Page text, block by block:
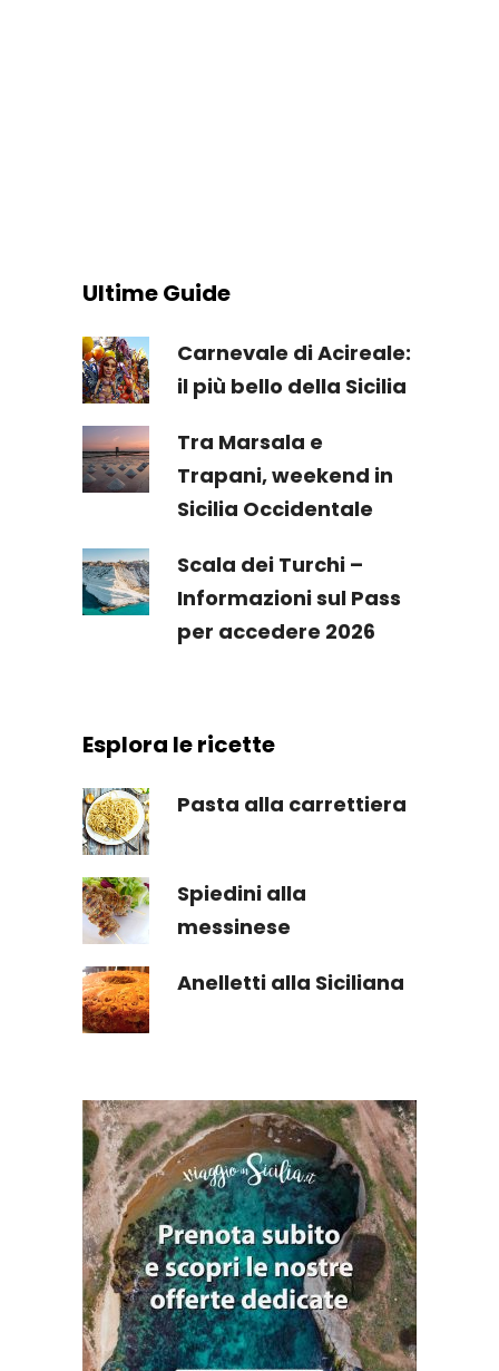
Ultime Guide
Carnevale di Acireale:
il più bello della Sicilia
Tra Marsala e
Trapani, weekend in
Sicilia Occidentale
Scala dei Turchi –
Informazioni sul Pass
per accedere 2026
Esplora le ricette
Pasta alla carrettiera
Spiedini alla
messinese
Anelletti alla Siciliana